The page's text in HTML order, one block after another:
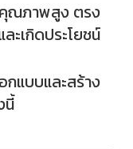
คุณภาพสูง ตรง
เกิดประโยชน์
แบบและสร้าง
นี้